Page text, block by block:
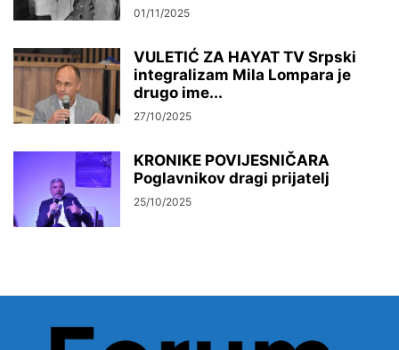
01/11/2025
VULETIĆ ZA HAYAT TV Srpski
integralizam Mila Lompara je
drugo ime...
27/10/2025
KRONIKE POVIJESNIČARA
Poglavnikov dragi prijatelj
25/10/2025